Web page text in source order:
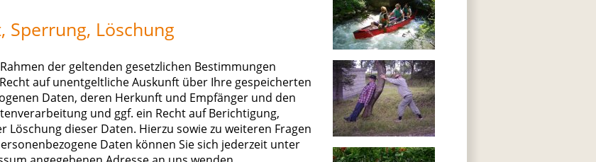
Sperrung, Löschung
der geltenden gesetzlichen Bestimmungen
auf unentgeltliche Auskunft über Ihre gespeicherten
Daten, deren Herkunft und Empfänger und den
und ggf. ein Recht auf Berichtigung,
Löschung dieser Daten. Hierzu sowie zu weiteren Fragen
Daten können Sie sich jederzeit unter